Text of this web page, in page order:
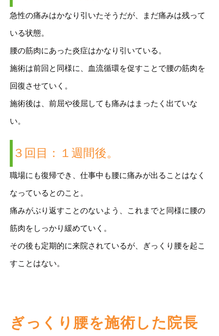
急性の痛みはかなり引いたそうだが、まだ痛みは残って
いる状態。
腰の筋肉にあった炎症はかなり引いている。
施術は前回と同様に、血流循環を促すことで腰の筋肉を
回復させていく。
施術後は、前屈や後屈しても痛みはまったく出ていな
い。
３回目：１週間後。
職場にも復帰でき、仕事中も腰に痛みが出ることはなく
なっているとのこと。
痛みがぶり返すことのないよう、これまでと同様に腰の
筋肉をしっかり緩めていく。
その後も定期的に来院されているが、ぎっくり腰を起こ
すことはない。
ぎっくり腰を施術した院長